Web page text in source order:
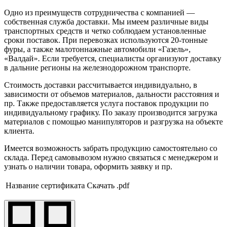
Одно из преимуществ сотрудничества с компанией —
собственная служба доставки. Мы имеем различные виды
транспортных средств и четко соблюдаем установленные
сроки поставок. При перевозках используются 20-тонные
фуры, а также малотоннажные автомобили «Газель»,
«Валдай». Если требуется, специалисты организуют доставку
в дальние регионы на железнодорожном транспорте.
Стоимость доставки рассчитывается индивидуально, в
зависимости от объемов материалов, дальности расстояния и
пр. Также предоставляется услуга поставок продукции по
индивидуальному графику. По заказу производится загрузка
материалов с помощью манипуляторов и разгрузка на объекте
клиента.
Имеется возможность забрать продукцию самостоятельно со
склада. Перед самовывозом нужно связаться с менеджером и
узнать о наличии товара, оформить заявку и пр.
Название сертификата Скачать .pdf